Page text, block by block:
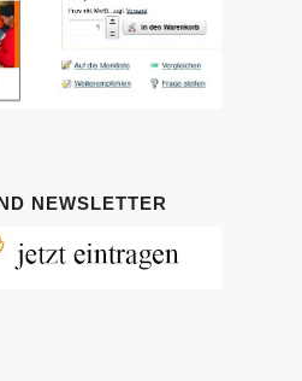
NEWSLETTER